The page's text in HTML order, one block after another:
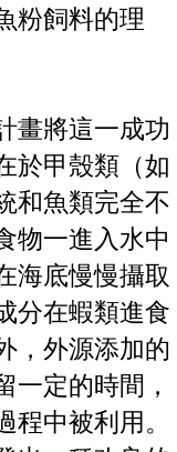
粉飼料的理
畫將這一成功
於甲殼類（如
和魚類完全不
物一進入水中
海底慢慢攝取
分在蝦類進食
，外源添加的
一定的時間，
中被利用。